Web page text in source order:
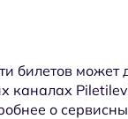
билетов может
каналах
о